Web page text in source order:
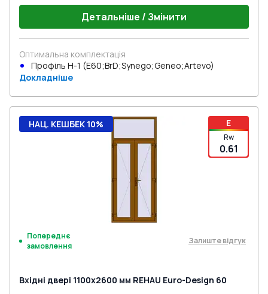
Детальніше / Змінити
Оптимальна комплектація
Профіль Н-1 (E60;BrD;Synego;Geneo;Artevo)
Докладніше
E
Rw
0.61
НАЦ. КЕШБЕК 10%
Попереднє
замовлення
Залиште відгук
Вхідні двері 1100x2600 мм REHAU Euro-Design 60